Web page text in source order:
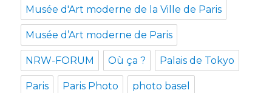
Musée d'Art moderne de la Ville de Paris
Musée d’Art moderne de Paris
NRW-FORUM Où ça ? Palais de Tokyo
Paris Paris Photo photo basel